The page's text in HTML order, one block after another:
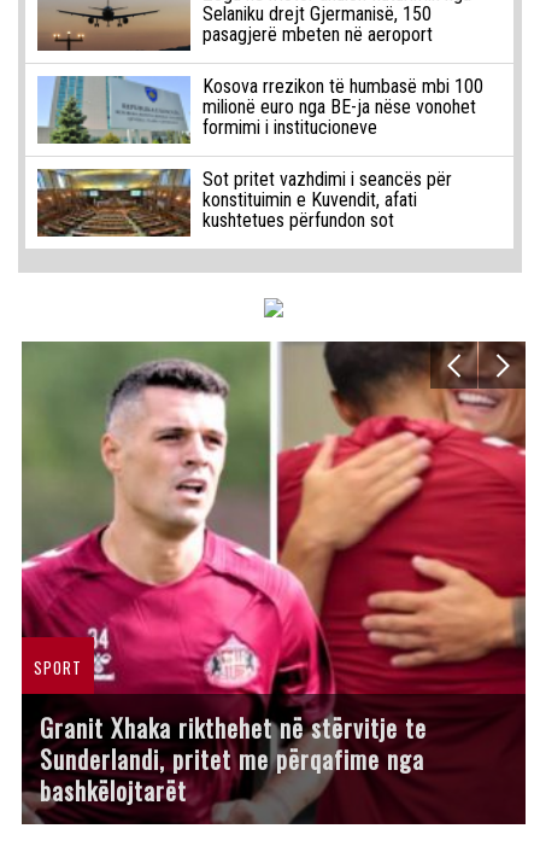
Selaniku drejt Gjermanisë, 150
pasagjerë mbeten në aeroport
Kosova rrezikon të humbasë mbi 100
milionë euro nga BE-ja nëse vonohet
formimi i institucioneve
Sot pritet vazhdimi i seancës për
konstituimin e Kuvendit, afati
kushtetues përfundon sot
SPORT
Granit Xhaka rikthehet në stërvitje te
Sunderlandi, pritet me përqafime nga
bashkëlojtarët